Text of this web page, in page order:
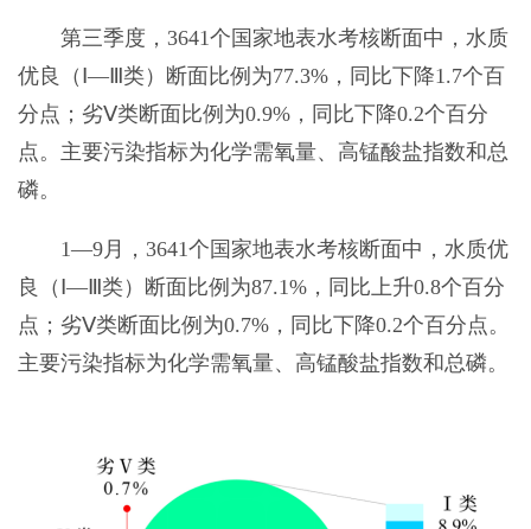
第三季度，3641个国家地表水考核断面中，水质
优良（Ⅰ—Ⅲ类）断面比例为77.3%，同比下降1.7个百
分点；劣Ⅴ类断面比例为0.9%，同比下降0.2个百分
点。主要污染指标为化学需氧量、高锰酸盐指数和总
磷。
1—9月，3641个国家地表水考核断面中，水质优
良（Ⅰ—Ⅲ类）断面比例为87.1%，同比上升0.8个百分
点；劣Ⅴ类断面比例为0.7%，同比下降0.2个百分点。
主要污染指标为化学需氧量、高锰酸盐指数和总磷。